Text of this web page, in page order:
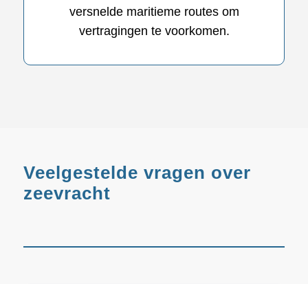
versnelde maritieme routes om
vertragingen te voorkomen.
Veelgestelde vragen over
zeevracht